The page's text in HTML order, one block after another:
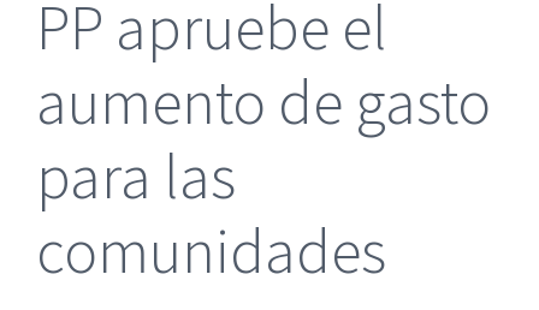
PP apruebe el
aumento de gasto
para las
comunidades